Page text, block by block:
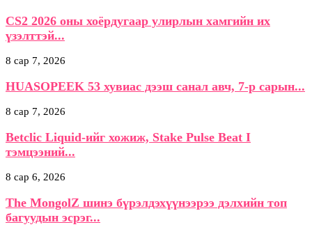
CS2 2026 оны хоёрдугаар улирлын хамгийн их
үзэлттэй...
8 сар 7, 2026
HUASOPEEK 53 хувиас дээш санал авч, 7-р сарын...
8 сар 7, 2026
Betclic Liquid-ийг хожиж, Stake Pulse Beat I
тэмцээний...
8 сар 6, 2026
The MongolZ шинэ бүрэлдэхүүнээрээ дэлхийн топ
багуудын эсрэг...